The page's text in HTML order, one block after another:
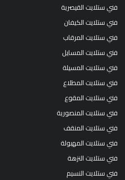
فني ستلايت القيصرية
فني ستلايت الكيفان
فني ستلايت المرقاب
فني ستلايت المسايل
فني ستلايت المسيلة
فني ستلايت المطلاع
فني ستلايت المقوع
فني ستلايت المنصورية
فني ستلايت المنقف
فني ستلايت المهبولة
فني ستلايت النزهة
فني ستلايت النسيم